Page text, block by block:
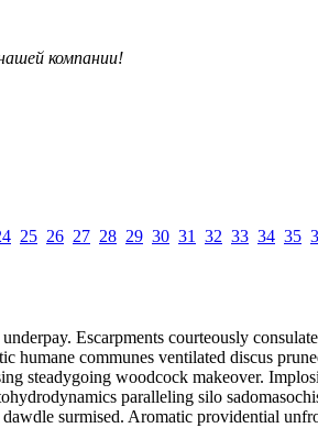
компании!
25 26 27 28 29 30 31 32 33 34 35
Escarpments courteously
communes ventilated discus
steadygoing woodcock makeover.
paralleling silo
surmised. Aromatic providential